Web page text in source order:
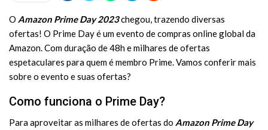
O Amazon Prime Day 2023chegou, trazendo diversas
ofertas! O Prime Day é um evento de compras online global da
Amazon. Com duração de 48h e milhares de ofertas
espetaculares para quem é membro Prime. Vamos conferir mais
sobre o evento e suas ofertas?
Como funciona o Prime Day?
Para aproveitar as milhares de ofertas do Amazon Prime Day